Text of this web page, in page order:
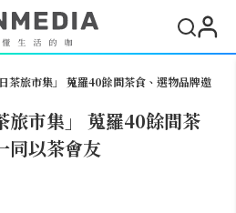
茶旅市集」 蒐羅40餘間茶食、選物品牌邀
旅市集」 蒐羅40餘間茶
同以茶會友